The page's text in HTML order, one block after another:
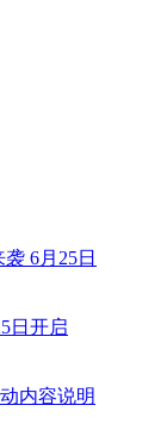
日开启